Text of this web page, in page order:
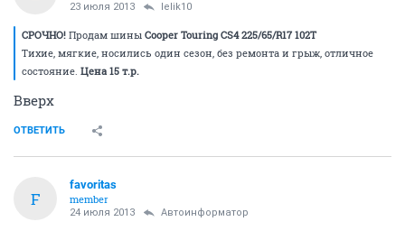
23 июля 2013 lelik10
СРОЧНО! Продам шины Cooper Touring CS4 225/65/R17 102T
Тихие, мягкие, носились один сезон, без ремонта и грыж, отличное
состояние. Цена 15 т.р.
Вверх
ОТВЕТИТЬ
F
favoritas
member
24 июля 2013 Автоинформатор